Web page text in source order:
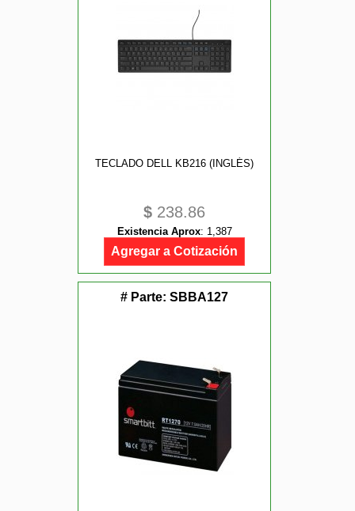
TECLADO DELL KB216 (INGLÉS)
$ 238.86
Existencia Aprox: 1,387
Agregar a Cotización
# Parte: SBBA127